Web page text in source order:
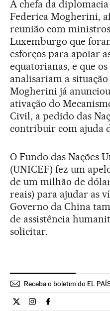
A chefa da
Federica Mogherini,
reunião com
Luxemburgo que
esforços para apoiar
equatorianas, e que
analisariam a
Mogherini já
ativação do
Civil, a pedido das
contribuir com ajuda
O Fundo das Nações
(UNICEF) fez um
de um milhão de
reais) para ajudar as
Governo da China
de assistência
solicitar.
Receba o boletim do EL
Internacional El País Brasil
Internacional El País
Internacional El